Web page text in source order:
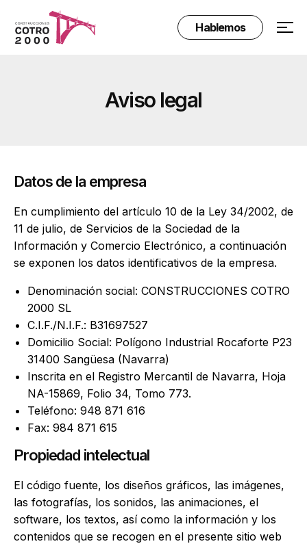
Hablemos
Aviso legal
Datos de la empresa
En cumplimiento del artículo 10 de la Ley 34/2002, de
11 de julio, de Servicios de la Sociedad de la
Información y Comercio Electrónico, a continuación
se exponen los datos identificativos de la empresa.
Denominación social: CONSTRUCCIONES COTRO
2000 SL
C.I.F./N.I.F.: B31697527
Domicilio Social: Polígono Industrial Rocaforte P23
31400 Sangüesa (Navarra)
Inscrita en el Registro Mercantil de Navarra, Hoja
NA-15869, Folio 34, Tomo 773.
Teléfono: 948 871 616
Fax: 984 871 615
Propiedad intelectual
El código fuente, los diseños gráficos, las imágenes,
las fotografías, los sonidos, las animaciones, el
software, los textos, así como la información y los
contenidos que se recogen en el presente sitio web